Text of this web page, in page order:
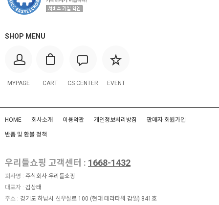
SHOP MENU
MYPAGE CART CS CENTER EVENT
HOME 회사소개 이용약관 개인정보처리방침 판매자 회원가입
반품 및 환불 정책
우리들쇼핑 고객센터 : 1668-1432
회사명 : 주식회사 우리들쇼핑
대표자 : 김상태
주소 : 경기도 하남시 신우실로 100 (현대 테라타워 감일) 841호